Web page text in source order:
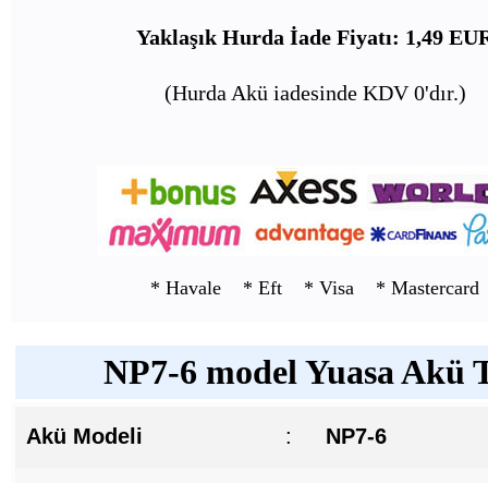
Yaklaşık Hurda İade Fiyatı: 1,49
(Hurda Akü iadesinde KDV 0'dır.)
* Havale * Eft * Visa * Mastercard
NP7-6 model Yuasa
Akü Modeli : NP7-6